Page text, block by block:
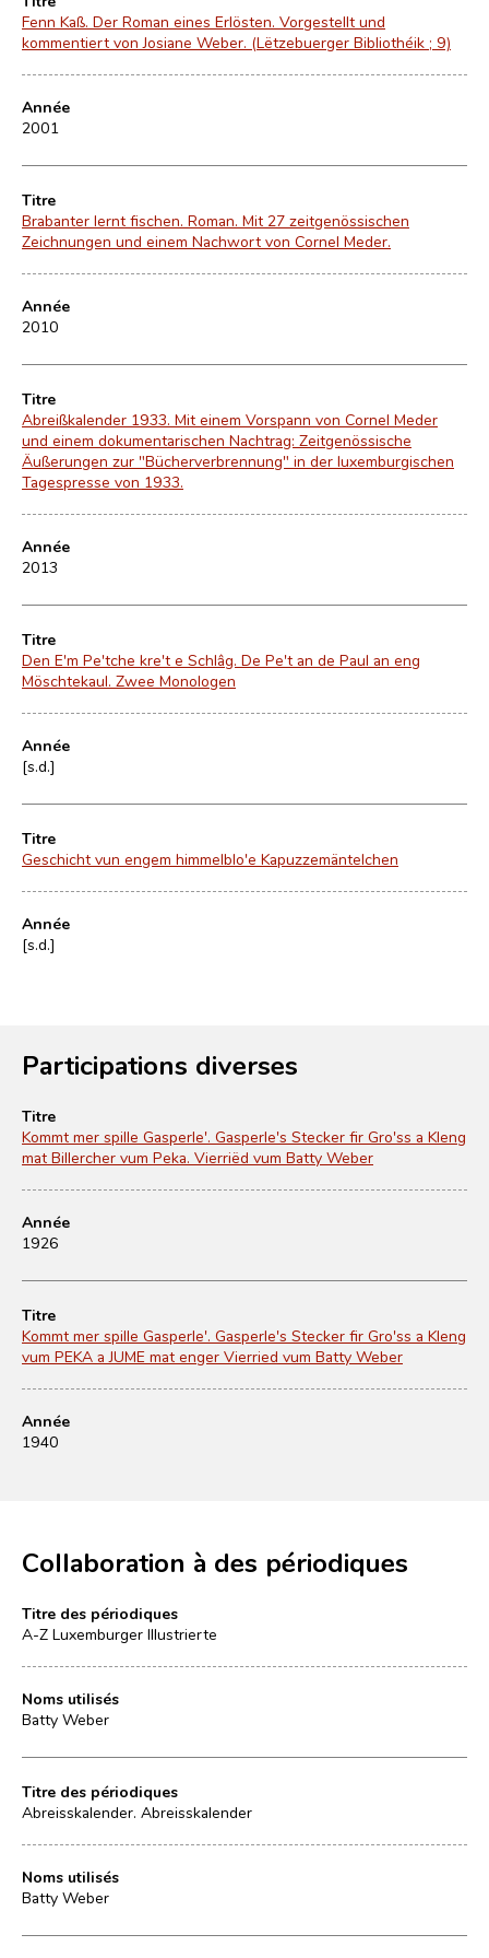
Fenn Kaß. Der Roman eines Erlösten. Vorgestellt und
kommentiert von Josiane Weber. (Lëtzebuerger Bibliothéik ; 9)
Année
2001
Titre
Brabanter lernt fischen. Roman. Mit 27 zeitgenössischen
Zeichnungen und einem Nachwort von Cornel Meder.
Année
2010
Titre
Abreißkalender 1933. Mit einem Vorspann von Cornel Meder
und einem dokumentarischen Nachtrag: Zeitgenössische
Äußerungen zur "Bücherverbrennung" in der luxemburgischen
Tagespresse von 1933.
Année
2013
Titre
Den E'm Pe'tche kre't e Schlâg. De Pe't an de Paul an eng
Möschtekaul. Zwee Monologen
Année
[s.d.]
Titre
Geschicht vun engem himmelblo'e Kapuzzemäntelchen
Année
[s.d.]
Participations diverses
Titre
Kommt mer spille Gasperle'. Gasperle's Stecker fir Gro'ss a Kleng
mat Billercher vum Peka. Vierriëd vum Batty Weber
Année
1926
Titre
Kommt mer spille Gasperle'. Gasperle's Stecker fir Gro'ss a Kleng
vum PEKA a JUME mat enger Vierried vum Batty Weber
Année
1940
Collaboration à des périodiques
Titre des périodiques
A-Z Luxemburger Illustrierte
Noms utilisés
Batty Weber
Titre des périodiques
Abreisskalender. Abreisskalender
Noms utilisés
Batty Weber